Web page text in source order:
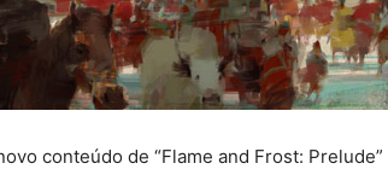
conteúdo de “Flame and Frost: